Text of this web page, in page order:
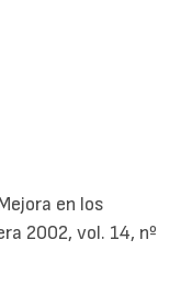
en los
2002, vol. 14, nº